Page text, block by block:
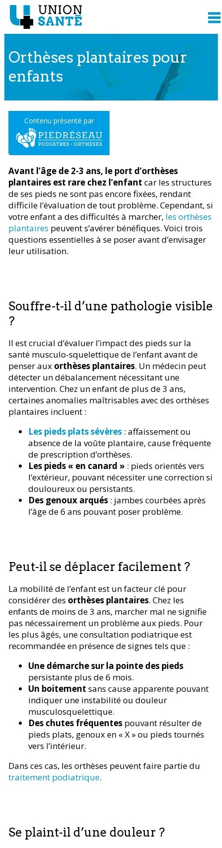
Orthèses plantaires pour
enfants
Contenu présenté par
Avant l’âge de 2-3 ans, le port d’orthèses
plantaires est rare chez l’enfant car les structures
de ses pieds ne sont pas encore fixées, rendant
difficile l’évaluation de tout problème. Cependant, si
votre enfant a des difficultés à marcher, les orthèses
plantaires peuvent s’avérer bénéfiques. Voici trois
questions essentielles à se poser avant d’envisager
leur utilisation.
Souffre-t-il d’une pathologie visible
?
Il est crucial d’évaluer l’impact des pieds sur la
santé musculo-squelettique de l’enfant avant de
penser aux orthèses plantaires. Un médecin peut
détecter un débalancement nécessitant une
intervention. Chez un enfant de plus de 3 ans,
certaines anomalies maîtrisables avec des orthèses
plantaires incluent :
Les pieds plats sévères : affaissement ou
absence de la voûte plantaire, cause fréquente
de prescription d’orthèses.
Les pieds « en canard » : pieds orientés vers
l’extérieur, pouvant nécessiter une correction si
douloureux ou persistants.
Des genoux arqués : jambes courbées après
l’âge de 6 ans pouvant poser problème.
Peut-il se déplacer facilement ?
La mobilité de l’enfant est un facteur clé pour
considérer des orthèses plantaires. Chez les
enfants de moins de 3 ans, marcher mal ne signifie
pas nécessairement un problème aux pieds. Pour
les plus âgés, une consultation podiatrique est
recommandée en présence de signes tels que :
Une démarche sur la pointe des pieds
persistante plus de 6 mois.
Un boitement sans cause apparente pouvant
indiquer une instabilité ou douleur
musculosquelettique.
Des chutes fréquentes pouvant résulter de
pieds plats, genoux en « X » ou pieds tournés
vers l’intérieur.
Dans ces cas, les orthèses peuvent faire partie du
traitement podiatrique.
Se plaint-il d’une douleur ?